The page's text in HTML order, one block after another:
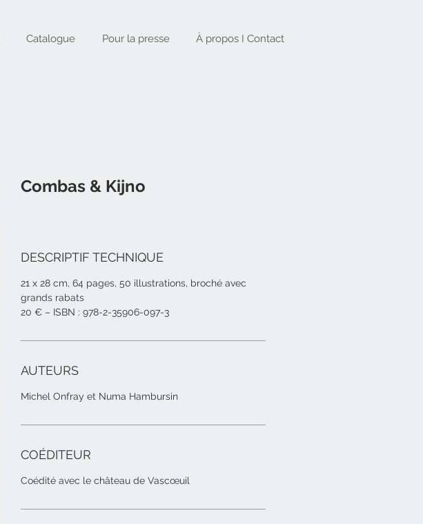
Catalogue Pour la presse À propos I Contact
Combas & Kijno
DESCRIPTIF TECHNIQUE
21 x 28 cm, 64 pages, 50 illustrations, broché avec
grands rabats
20 € – ISBN : 978-2-35906-097-3
AUTEURS
Michel Onfray et Numa Hambursin
COÉDITEUR
Coédité avec le château de Vascœuil